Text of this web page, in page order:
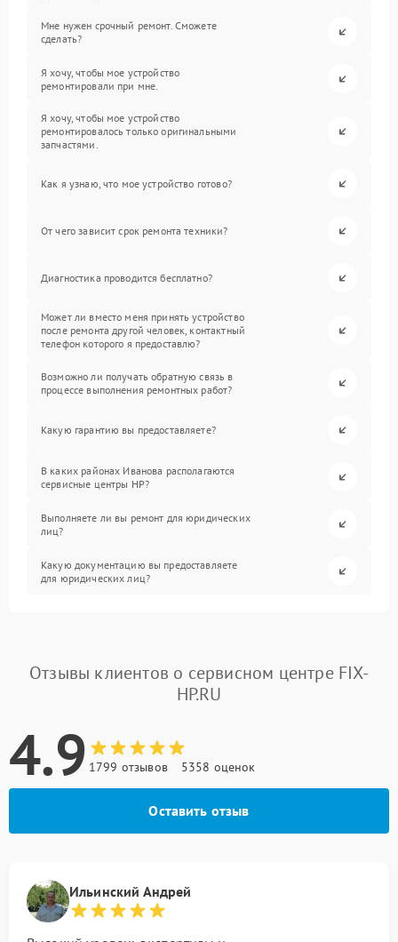
Мне нужен срочный ремонт. Сможете
сделать?
Я хочу, чтобы мое устройство
ремонтировали при мне.
Я хочу, чтобы мое устройство
ремонтировалось только оригинальными
запчастями.
Как я узнаю, что мое устройство готово?
От чего зависит срок ремонта техники?
Диагностика проводится бесплатно?
Может ли вместо меня принять устройство
после ремонта другой человек, контактный
телефон которого я предоставлю?
Возможно ли получать обратную связь в
процессе выполнения ремонтных работ?
Какую гарантию вы предоставляете?
В каких районах Иванова располагаются
сервисные центры HP?
Выполняете ли вы ремонт для юридических
лиц?
Какую документацию вы предоставляете
для юридических лиц?
Отзывы клиентов о сервисном центре FIX-
HP.RU
4.9 1799 отзывов 5358 оценок
Оставить отзыв
Ильинский Андрей